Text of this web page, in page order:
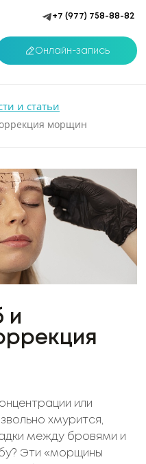
+7 (977) 758-88-82
Онлайн-запись
и статьи
морщин
и
или
хмурится,
между бровями и
Эти «морщины